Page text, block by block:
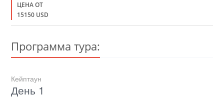
ЦЕНА ОТ
15150 USD
Программа тура:
Кейптаун
День 1